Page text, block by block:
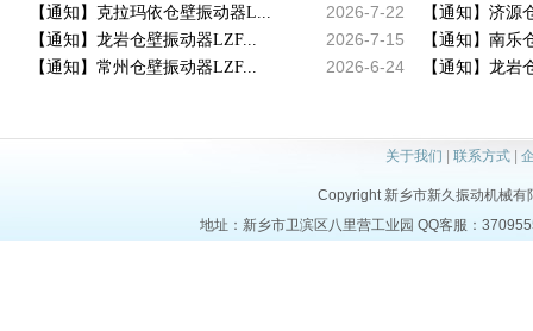
2026-7-22
【通知】克拉玛依仓壁振动器L... 【通知】济源
2026-7-15
【通知】龙岩仓壁振动器LZF... 【通知】南乐
2026-6-24
【通知】常州仓壁振动器LZF... 【通知】龙岩
关于我们 | 联系方式|
Copyright 新乡市新久振动机械
地址：新乡市卫滨区八里营工业园 QQ客服：